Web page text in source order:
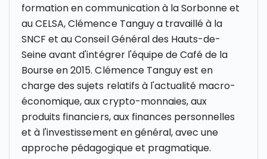
formation en communication à la Sorbonne et
au CELSA, Clémence Tanguy a travaillé à la
SNCF et au Conseil Général des Hauts-de-
Seine avant d'intégrer l'équipe de Café de la
Bourse en 2015. Clémence Tanguy est en
charge des sujets relatifs à l'actualité macro-
économique, aux crypto-monnaies, aux
produits financiers, aux finances personnelles
et à l'investissement en général, avec une
approche pédagogique et pragmatique.